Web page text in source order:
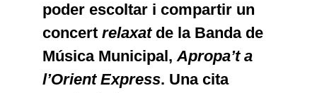
poder escoltar i compartir un
concert relaxatde la Banda de
Música Municipal,Apropa’t a
l’Orient Express. Una cita